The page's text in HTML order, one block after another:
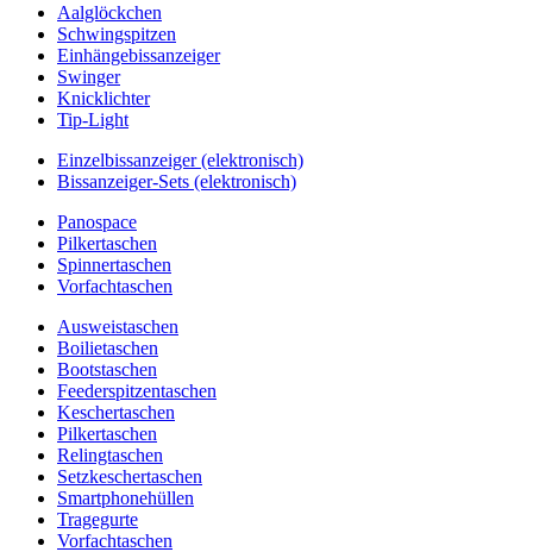
Aalglöckchen
Schwingspitzen
Einhängebissanzeiger
Swinger
Knicklichter
Tip-Light
Einzelbissanzeiger (elektronisch)
Bissanzeiger-Sets (elektronisch)
Panospace
Pilkertaschen
Spinnertaschen
Vorfachtaschen
Ausweistaschen
Boilietaschen
Bootstaschen
Feederspitzentaschen
Keschertaschen
Pilkertaschen
Relingtaschen
Setzkeschertaschen
Smartphonehüllen
Tragegurte
Vorfachtaschen